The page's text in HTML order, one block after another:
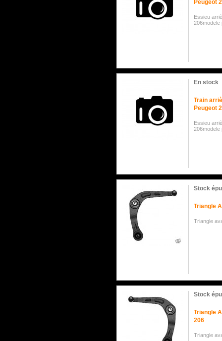
Peugeot
Essieu
206modele
En stock
Train
Peugeot
Essieu
206modele
Stock
Triangle
Triangle
Stock
Triangle
206
Triangle